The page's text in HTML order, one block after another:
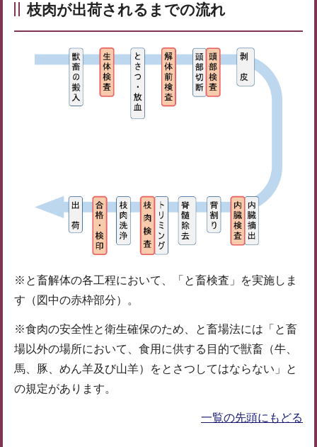
枝肉が出荷されるまでの流れ
※と畜解体の各工程において、「と畜検査」を実施しま
す（図中の赤枠部分）。
※食肉の安全性と衛生確保のため、と畜場法には「と畜
場以外の場所において、食用に供する目的で獣畜（牛、
馬、豚、めん羊及び山羊）をとさつしてはならない」と
の規定があります。
一覧の先頭にもどる